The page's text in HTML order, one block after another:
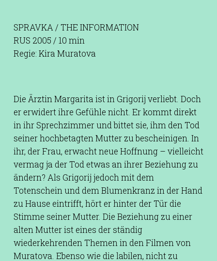
SPRAVKA / THE INFORMATION
RUS 2005 / 10 min
Regie: Kira Muratova
Die Ärztin Margarita ist in Grigorij verliebt. Doch
er erwidert ihre Gefühle nicht. Er kommt direkt
in ihr Sprechzimmer und bittet sie, ihm den Tod
seiner hochbetagten Mutter zu bescheinigen. In
ihr, der Frau, erwacht neue Hoffnung – vielleicht
vermag ja der Tod etwas an ihrer Beziehung zu
ändern? Als Grigorij jedoch mit dem
Totenschein und dem Blumenkranz in der Hand
zu Hause eintrifft, hört er hinter der Tür die
Stimme seiner Mutter. Die Beziehung zu einer
alten Mutter ist eines der ständig
wiederkehrenden Themen in den Filmen von
Muratova. Ebenso wie die labilen, nicht zu